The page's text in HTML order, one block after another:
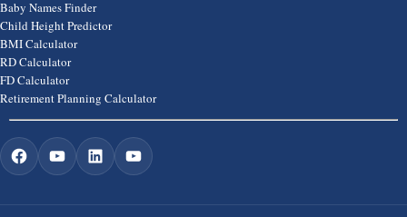
Baby Names Finder
Child Height Predictor
BMI Calculator
RD Calculator
FD Calculator
Retirement Planning Calculator